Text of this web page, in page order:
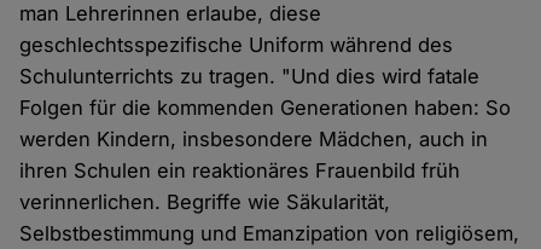
man Lehrerinnen erlaube, diese
geschlechtsspezifische Uniform während des
Schulunterrichts zu tragen. "Und dies wird fatale
Folgen für die kommenden Generationen haben: So
werden Kindern, insbesondere Mädchen, auch in
ihren Schulen ein reaktionäres Frauenbild früh
verinnerlichen. Begriffe wie Säkularität,
Selbstbestimmung und Emanzipation von religiösem,